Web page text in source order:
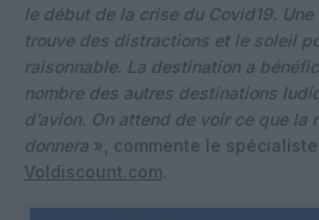
le début de la crise du Covid19.
trouve des distractions et le soleil
raisonnable. La destination a
nombre des autres destinations
d’avion. On attend de voir ce que la
donnera », commente le
Voldiscount.com.